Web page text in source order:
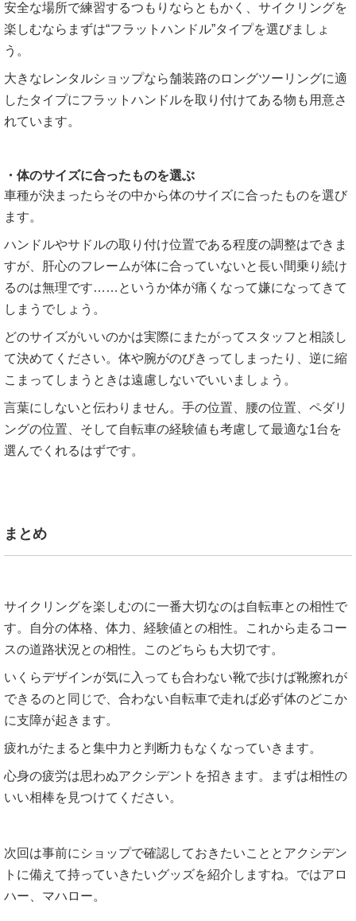
安全な場所で練習するつもりならともかく、サイクリングを
楽しむならまずは“フラットハンドル”タイプを選びましょ
う。
大きなレンタルショップなら舗装路のロングツーリングに適
したタイプにフラットハンドルを取り付けてある物も用意さ
れています。
・体のサイズに合ったものを選ぶ
車種が決まったらその中から体のサイズに合ったものを選び
ます。
ハンドルやサドルの取り付け位置である程度の調整はできま
すが、肝心のフレームが体に合っていないと長い間乗り続け
るのは無理です……というか体が痛くなって嫌になってきて
しまうでしょう。
どのサイズがいいのかは実際にまたがってスタッフと相談し
て決めてください。体や腕がのびきってしまったり、逆に縮
こまってしまうときは遠慮しないでいいましょう。
言葉にしないと伝わりません。手の位置、腰の位置、ペダリ
ングの位置、そして自転車の経験値も考慮して最適な1台を
選んでくれるはずです。
まとめ
サイクリングを楽しむのに一番大切なのは自転車との相性で
す。自分の体格、体力、経験値との相性。これから走るコー
スの道路状況との相性。このどちらも大切です。
いくらデザインが気に入っても合わない靴で歩けば靴擦れが
できるのと同じで、合わない自転車で走れば必ず体のどこか
に支障が起きます。
疲れがたまると集中力と判断力もなくなっていきます。
心身の疲労は思わぬアクシデントを招きます。まずは相性の
いい相棒を見つけてください。
次回は事前にショップで確認しておきたいこととアクシデン
トに備えて持っていきたいグッズを紹介しますね。ではアロ
ハー、マハロー。